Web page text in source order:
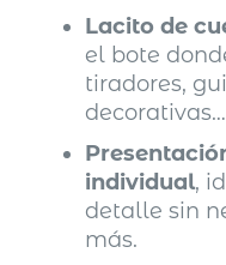
Lacito de
el bote
tiradores,
decorativas…
individual,
detalle sin
más.